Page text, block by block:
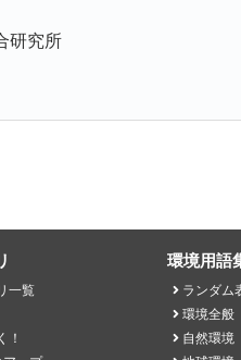
研究所
一覧
！
環境用語
ランダム
環境全般
自然環境